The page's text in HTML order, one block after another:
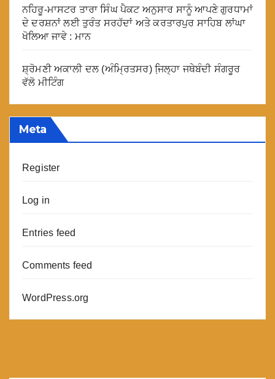
ਨਹਿਰੂ-ਮਾਸਟਰ ਤਾਰਾ ਸਿੰਘ ਪੈਕਟ ਅਨੁਸਾਰ ਸਾਨੂੰ ਆਪਣੇ ਗੁਰਧਾਮਾਂ
ਦੇ ਦਰਸ਼ਨਾਂ ਲਈ ਤੁਰੰਤ ਸਰਹੱਦਾਂ ਅਤੇ ਕਰਤਾਰਪੁਰ ਸਾਹਿਬ ਲਾਂਘਾ
ਖੋਲਿਆ ਜਾਵੇ : ਮਾਨ
ਸ਼੍ਰੋਮਣੀ ਅਕਾਲੀ ਦਲ (ਅੰਮ੍ਰਿਤਸਰ) ਜਿ਼ਲ੍ਹਾ ਜਥੇਬੰਦੀ ਸੰਗਰੂਰ
ਵੱਲੋ ਮੀਟਿੰਗ
Meta
Register
Log in
Entries feed
Comments feed
WordPress.org